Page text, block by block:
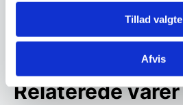
Tillad valgte
Afvis
Vi prismatcher - Klik her
Relaterede varer